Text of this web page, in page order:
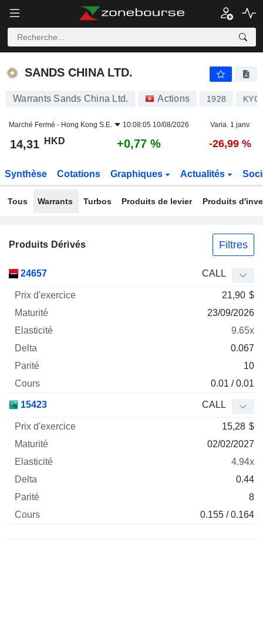
SANDS CHINA LTD.
SANDS CHINA LTD.
Warrants Sands China Ltd. Actions 1928
Marché Fermé - Hong Kong S.E. 10:08:05 10/08/2026 Varia. 1 janv.
14,31 HKD +0,77 % -26,99 %
Synthèse Cotations Graphiques Actualités
Tous Warrants Turbos Produits de levier Produits
Produits Dérivés Filtres
Mnemo Type
Parité
24657 CALL
21,90 $
23/09/2026
9.65x
0.067
10
0.01 / 0.01
15423 CALL
15,28 $
02/02/2027
4.94x
0.44
8
0.155 / 0.164